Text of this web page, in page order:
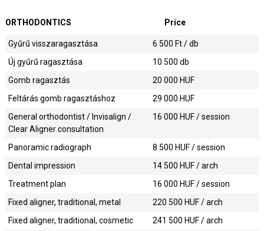
ORTHODONTICS Price
6 500 Ft / db
Gyűrű visszaragasztása
10 500db
Új gyűrű ragasztása
20 000 HUF
Gomb ragasztás
29 000 HUF
Feltárás gomb ragasztáshoz
16 000 HUF / session
General orthodontist / Invisalign /
Clear Aligner consultation
8 500 HUF / session
Panoramic radiograph
14 500 HUF / arch
Dental impression
16 000 HUF / session
Treatment plan
220 500 HUF / arch
Fixed aligner, traditional, metal
241 500 HUF / arch
Fixed aligner, traditional, cosmetic